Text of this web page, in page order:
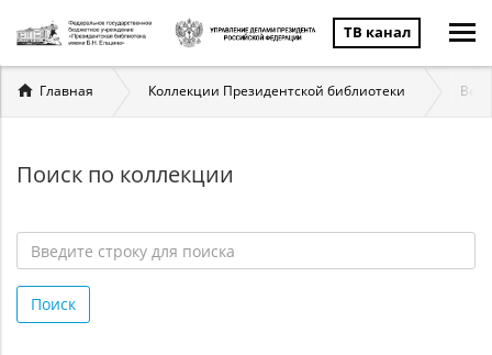
ТВ канал
Вы
здесь
Главная Коллекции Президентской библиотеки
Поиск по коллекции
строку
для
Поиск